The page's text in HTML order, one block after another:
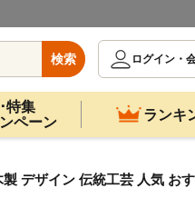
検索
ログイン・
特集
ペーン
ランキ
デザイン 伝統工芸 人気 お